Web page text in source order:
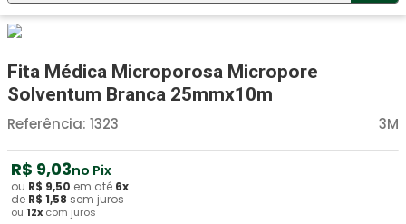
Fita Médica Microporosa Micropore
Solventum Branca 25mmx10m
3M
Referência: 1323
R$ 9,03no Pix
ou R$ 9,50 em até 6x
de R$ 1,58 sem juros
ou 12x com juros
2º Fralda Geriatrica
3º Luva Latex
4º Estetoscopio Littmann
5 º Aparelho Pressão
6º Littmann